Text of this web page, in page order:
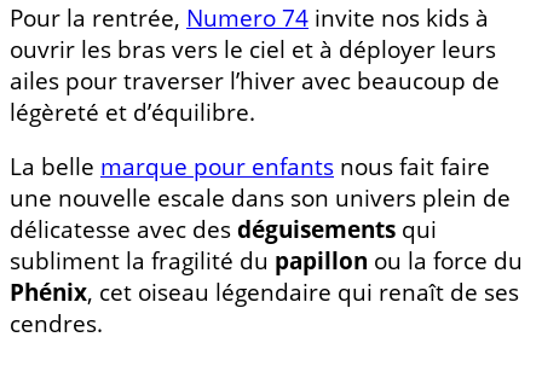
Pour la rentrée, Numero 74 invite nos kids à
ouvrir les bras vers le ciel et à déployer leurs
ailes pour traverser l’hiver avec beaucoup de
légèreté et d’équilibre.
La belle marque pour enfants nous fait faire
une nouvelle escale dans son univers plein de
délicatesse avec desdéguisements qui
subliment la fragilité du papillon ou la force du
Phénix, cet oiseau légendaire qui renaît de ses
cendres.